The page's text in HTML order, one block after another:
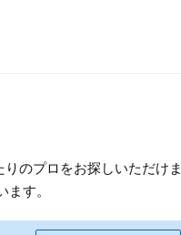
のプロをお探しいただけま
す。